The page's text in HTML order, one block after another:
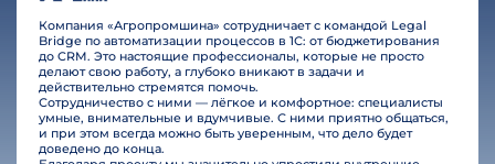
Компания «Агропромшина» сотрудничает с командой Legal
Bridge по автоматизации процессов в 1С: от бюджетирования
до CRM. Это настоящие профессионалы, которые не просто
делают свою работу, а глубоко вникают в задачи и
действительно стремятся помочь.
Сотрудничество с ними — лёгкое и комфортное: специалисты
умные, внимательные и вдумчивые. С ними приятно общаться,
и при этом всегда можно быть уверенным, что дело будет
доведено до конца.